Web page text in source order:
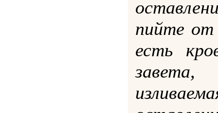
пийте от
есть